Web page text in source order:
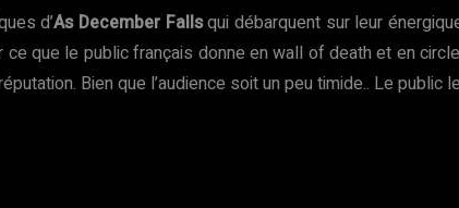
d’As December Fallsqui débarquent sur leur
que le public français donne en wall of death et en
Bien que l’audience soit un peu timide.. Le